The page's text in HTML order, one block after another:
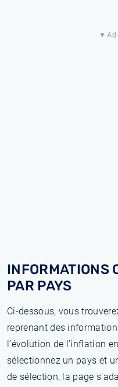
▼ Ad
INFORMATIONS
PAR PAYS
Ci-dessous, vous
reprenant des
l’évolution de l'inflation
sélectionnez un pays et
de sélection, la page